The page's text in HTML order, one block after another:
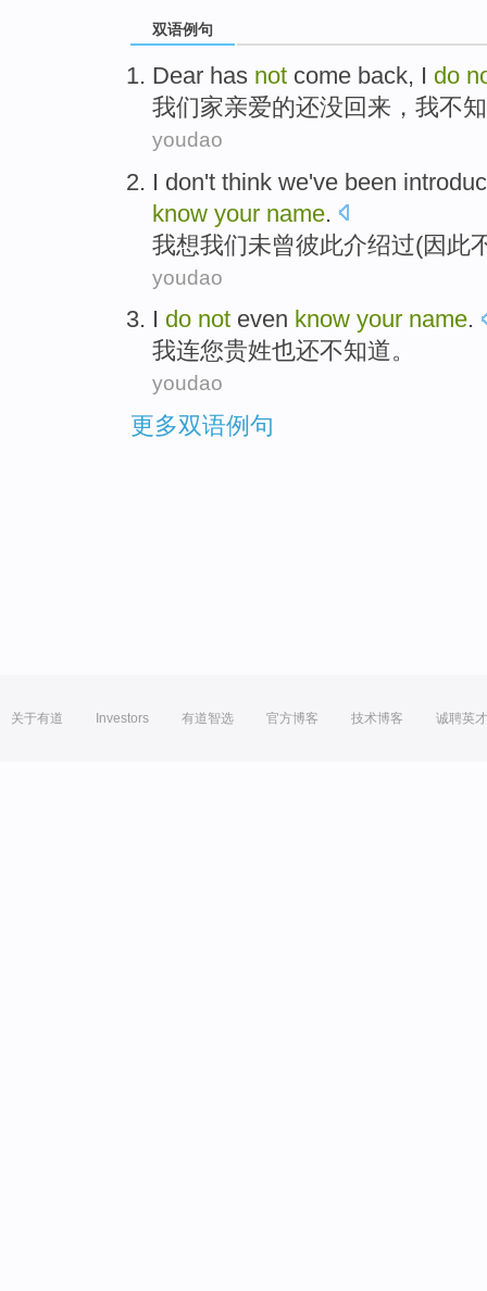
双语例句
Dear has not come back, I do
我们家亲爱的还没回来 ， 我不
youdao
I don't think we've been
know your name.
我想我们未曾彼此介绍过(因此
youdao
I do not even know your name.
我连您贵姓也还不知道。
youdao
更多双语例句
关于有道 Investors 有道智选 官方博客 技术博客 诚聘英才